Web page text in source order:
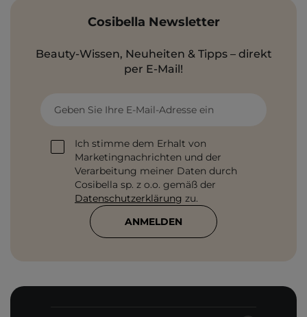
Cosibella Newsletter
Beauty-Wissen, Neuheiten & Tipps – direkt
per E-Mail!
Geben Sie Ihre E-Mail-Adresse ein
Ich stimme dem Erhalt von
Marketingnachrichten und der
Verarbeitung meiner Daten durch
Cosibella sp. z o.o. gemäß der
Datenschutzerklärung zu.
ANMELDEN